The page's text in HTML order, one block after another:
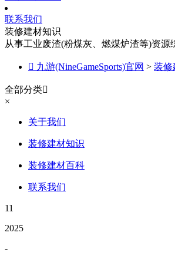
联系我们
装修建材知识
从事工业废渣(粉煤灰、燃煤炉渣等)资
 九游(NineGameSports)官网 > 装修
全部分类
×
关于我们
装修建材知识
装修建材百科
联系我们
11
2025
-